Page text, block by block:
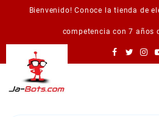
Bienvenido! Conoce la tienda de
competencia con 7 años